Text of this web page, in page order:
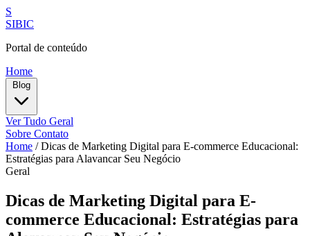
S
SIBIC
Portal de conteúdo
Home
Ver Tudo Geral
Sobre Contato
Home / Dicas de Marketing Digital para E-commerce Educacional:
Estratégias para Alavancar Seu Negócio
Geral
Dicas de Marketing Digital para E-
commerce Educacional: Estratégias para